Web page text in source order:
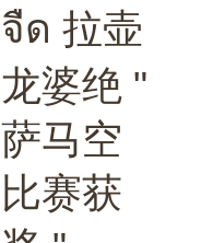
จืด 拉壶
龙婆绝 "
萨马空
比赛获